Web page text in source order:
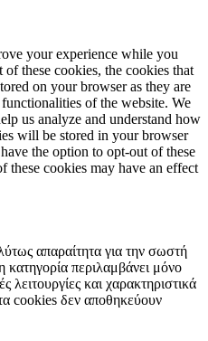
your experience while you
these cookies, the cookies that
on your browser as they are
of the website. We
us analyze and understand how
will be stored in your browser
the option to opt-out of these
these cookies may have an effect
απαραίτητα για την σωστή
κατηγορία περιλαμβάνει μόνο
και χαρακτηριστικά
cookies δεν αποθηκεύουν